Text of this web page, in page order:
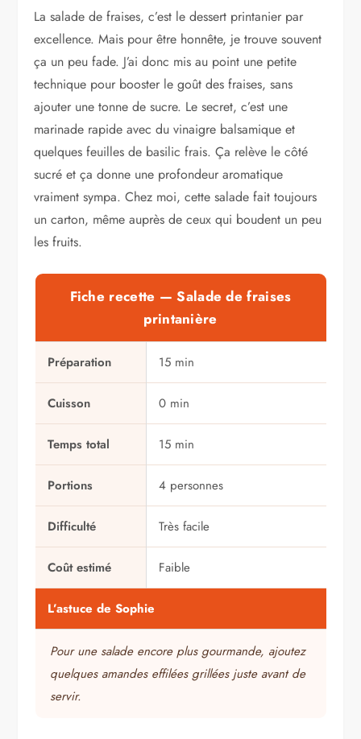
Comment je procède, pas à pas
Ce que j’ai appris à force de refaire cette recette
Variantes possibles pour ne jamais se lasser
Sophie Marchand
Salade de melon, feta et menthe : ma…
Riz à la casserole, au rice cooker ou…
Brioche moelleuse filante : la recette que j'ai…
La salade de fraises, c’est le dessert printanier par
excellence. Mais pour être honnête, je trouve souvent
ça un peu fade. J’ai donc mis au point une petite
technique pour booster le goût des fraises, sans
ajouter une tonne de sucre. Le secret, c’est une
marinade rapide avec du vinaigre balsamique et
quelques feuilles de basilic frais. Ça relève le côté
sucré et ça donne une profondeur aromatique
vraiment sympa. Chez moi, cette salade fait toujours
un carton, même auprès de ceux qui boudent un peu
les fruits.
Fiche recette — Salade de fraises
printanière
Préparation 15 min
Cuisson 0 min
Temps total 15 min
Portions 4 personnes
Difficulté Très facile
Coût estimé Faible
L’astuce de Sophie
Pour une salade encore plus gourmande, ajoutez
quelques amandes effilées grillées juste avant de
servir.